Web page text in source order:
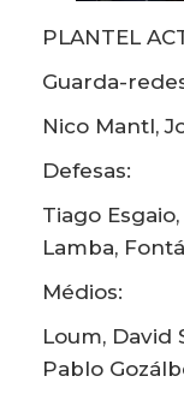
PLANTEL
Guarda-
Nico Mantl,
Defesas:
Tiago
Lamba,
Médios:
Loum, David
Pablo